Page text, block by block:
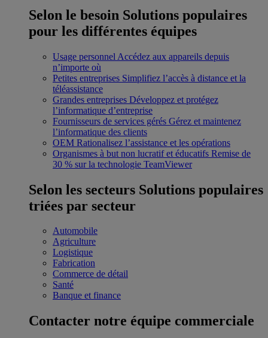
Selon le besoin Solutions populaires
pour les différentes équipes
Usage personnel Accédez aux appareils depuis
n’importe où
Petites entreprises Simplifiez l’accès à distance et la
téléassistance
Grandes entreprises Développez et protégez
l’informatique d’entreprise
Fournisseurs de services gérés Gérez et maintenez
l’informatique des clients
OEM Rationalisez l’assistance et les opérations
Organismes à but non lucratif et éducatifs Remise de
30 % sur la technologie TeamViewer
Selon les secteurs Solutions populaires
triées par secteur
Automobile
Agriculture
Logistique
Fabrication
Commerce de détail
Santé
Banque et finance
Contacter notre équipe commerciale